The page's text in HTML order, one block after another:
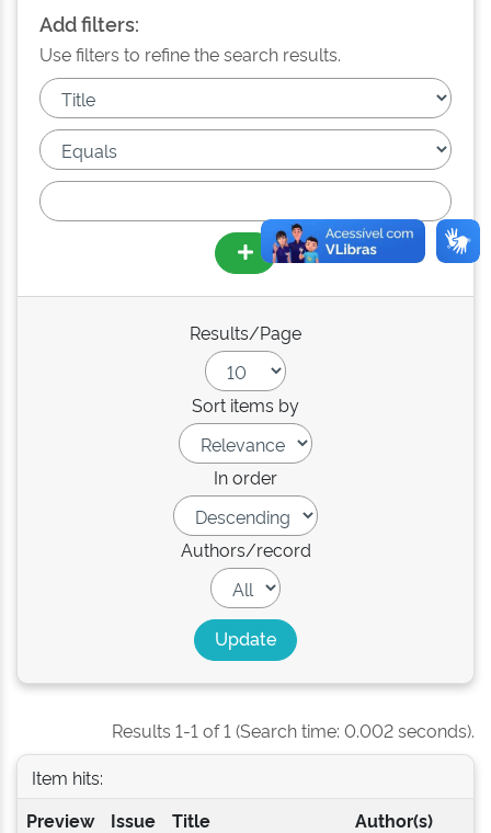
Add filters:
Use filters to refine the search results.
Results/Page
Sort items by
In order
Authors/record
Results 1-1 of 1 (Search time: 0.002 seconds).
Item hits:
Preview
Issue
Title Author(s)